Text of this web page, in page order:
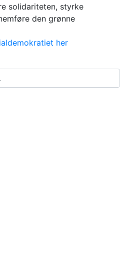
solidariteten, styrke
den grønne
her